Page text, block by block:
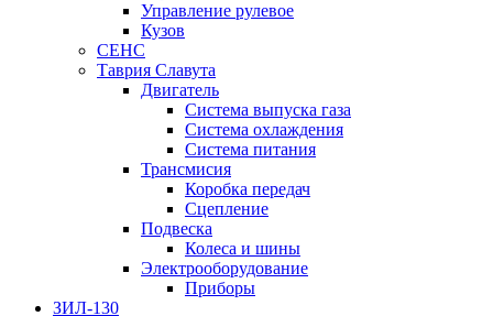
Управление рулевое
Кузов
СЕНС
Таврия Славута
Двигатель
Система выпуска газа
Система охлаждения
Система питания
Трансмисия
Коробка передач
Сцепление
Подвеска
Колеса и шины
Электрооборудование
Приборы
ЗИЛ-130